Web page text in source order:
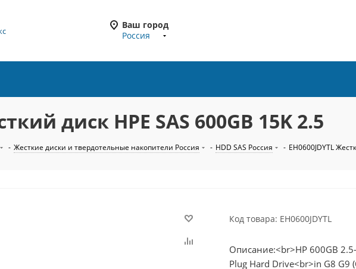
Ваш город
Россия
диск HPE SAS 600GB 15K 2.5
- Жесткие диски и твердотельные накопители Россия - HDD SAS Россия - EH0600JDYTL
Код товара: EH0600JDYTL
Описание:<br>HP 600GB
Plug Hard Drive<br>in G8 G9